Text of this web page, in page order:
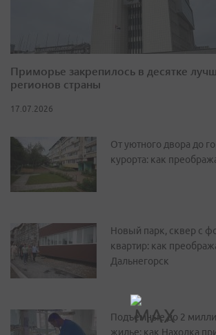
Приморье закрепилось в десятке
регионов страны
17.07.2026
От уютного двора до
курорта: как
Новый парк, сквер с
квартир: как
Дальнегорск
Подъемные до 2
жилье: как Находка